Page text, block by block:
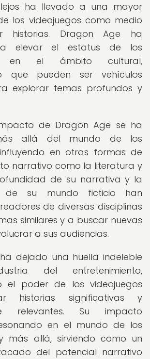
ha llevado a una mayor
los videojuegos como medio
historias. Dragon Age ha
a elevar el estatus de los
en el ámbito cultural,
que pueden ser vehículos
explorar temas profundos y
de Dragon Age se ha
allá del mundo de los
en otras formas de
narrativo como la literatura y
de su narrativa y la
de su mundo ficticio han
de diversas disciplinas
similares y a buscar nuevas
a sus audiencias.
dejado una huella indeleble
del entretenimiento,
el poder de los videojuegos
historias significativas y
relevantes. Su impacto
en el mundo de los
más allá, sirviendo como un
del potencial narrativo